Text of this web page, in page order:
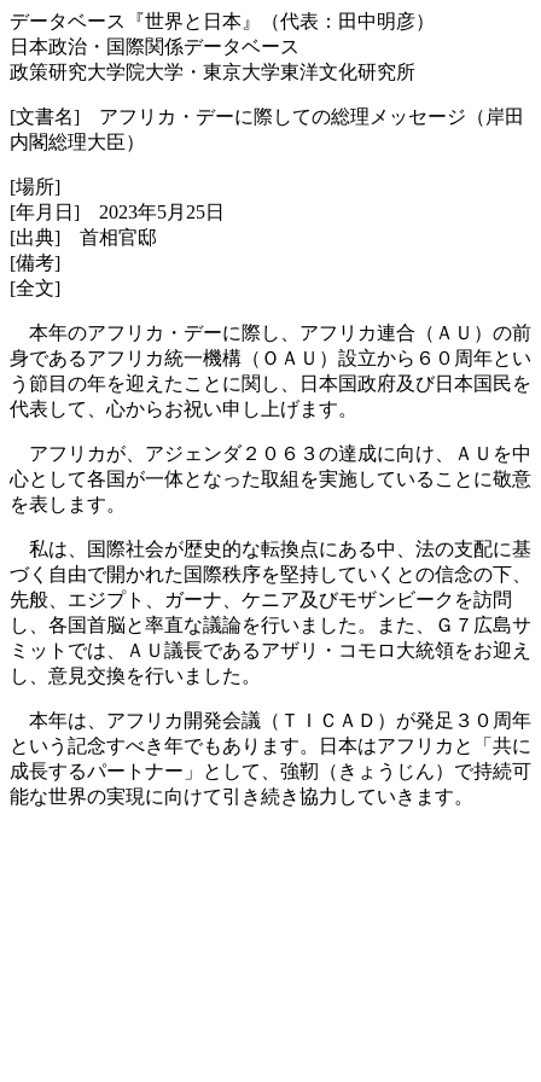
データベース『世界と日本』（代表：田中明彦）
日本政治・国際関係データベース
政策研究大学院大学・東京大学東洋文化研究所
[文書名] アフリカ・デーに際しての総理メッセージ（岸田
内閣総理大臣）
[場所]
[年月日] 2023年5月25日
[出典] 首相官邸
[備考]
[全文]
本年のアフリカ・デーに際し、アフリカ連合（ＡＵ）の前
身であるアフリカ統一機構（ＯＡＵ）設立から６０周年とい
う節目の年を迎えたことに関し、日本国政府及び日本国民を
代表して、心からお祝い申し上げます。
アフリカが、アジェンダ２０６３の達成に向け、ＡＵを中
心として各国が一体となった取組を実施していることに敬意
を表します。
私は、国際社会が歴史的な転換点にある中、法の支配に基
づく自由で開かれた国際秩序を堅持していくとの信念の下、
先般、エジプト、ガーナ、ケニア及びモザンビークを訪問
し、各国首脳と率直な議論を行いました。また、Ｇ７広島サ
ミットでは、ＡＵ議長であるアザリ・コモロ大統領をお迎え
し、意見交換を行いました。
本年は、アフリカ開発会議（ＴＩＣＡＤ）が発足３０周年
という記念すべき年でもあります。日本はアフリカと「共に
成長するパートナー」として、強靭（きょうじん）で持続可
能な世界の実現に向けて引き続き協力していきます。